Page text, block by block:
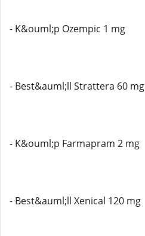
- K&ouml;p Ozempic 1 mg
- Best&auml;ll Strattera 60 mg
- K&ouml;p Farmapram 2 mg
- Best&auml;ll Xenical 120 mg